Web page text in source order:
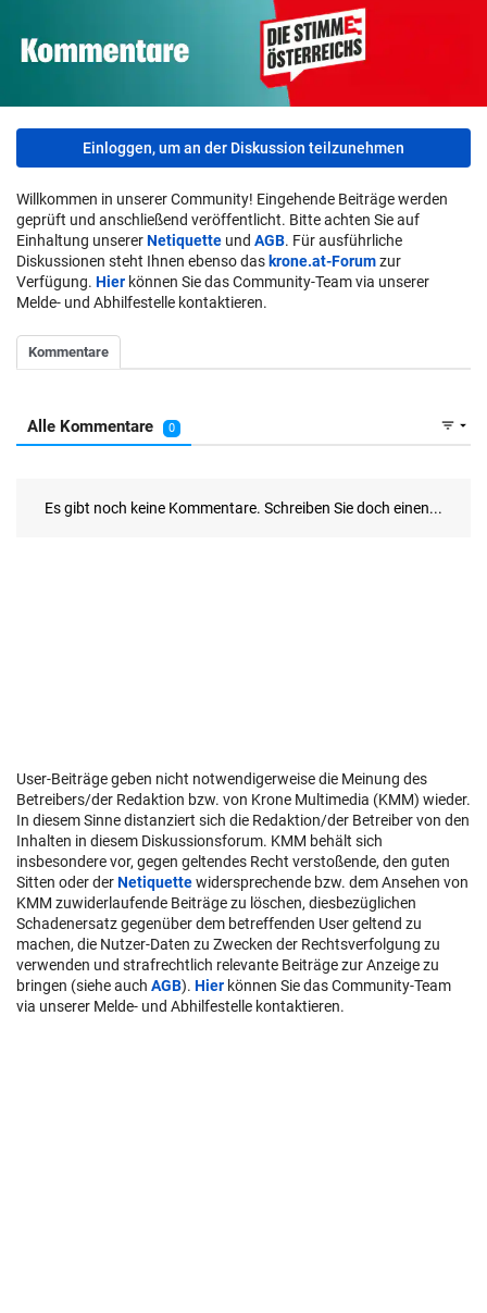
Einloggen, um an der Diskussion teilzunehmen
Willkommen in unserer Community! Eingehende Beiträge werden
geprüft und anschließend veröffentlicht. Bitte achten Sie auf
Einhaltung unsererNetiquette und AGB. Für ausführliche
Diskussionen steht Ihnen ebenso das krone.at-Forumzur
Verfügung. Hier können Sie das Community-Team via unserer
Melde- und Abhilfestelle kontaktieren.
User-Beiträge geben nicht notwendigerweise die Meinung des
Betreibers/der Redaktion bzw. von Krone Multimedia (KMM) wieder.
In diesem Sinne distanziert sich die Redaktion/der Betreiber von den
Inhalten in diesem Diskussionsforum. KMM behält sich
insbesondere vor, gegen geltendes Recht verstoßende, den guten
Sitten oder derNetiquettewidersprechende bzw. dem Ansehen von
KMM zuwiderlaufende Beiträge zu löschen, diesbezüglichen
Schadenersatz gegenüber dem betreffenden User geltend zu
machen, die Nutzer-Daten zu Zwecken der Rechtsverfolgung zu
verwenden und strafrechtlich relevante Beiträge zur Anzeige zu
bringen (siehe auch AGB). Hier können Sie das Community-Team
via unserer Melde- und Abhilfestelle kontaktieren.